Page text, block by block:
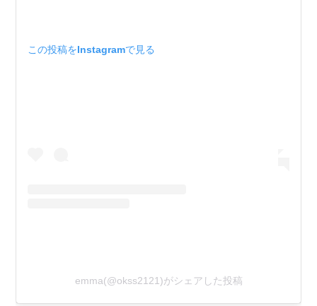
この投稿をInstagramで見る
emma(@okss2121)がシェアした投稿